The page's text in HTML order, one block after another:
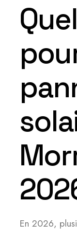
En 2026,